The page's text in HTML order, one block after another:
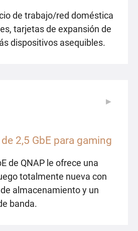
de trabajo/red doméstica
tarjetas de expansión de
dispositivos asequibles.
2,5 GbE para gaming
de QNAP le ofrece una
totalmente nueva con
almacenamiento y un
banda.
▶